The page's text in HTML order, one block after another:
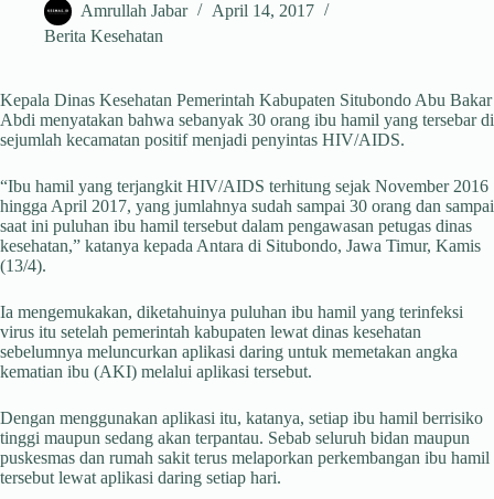
Amrullah Jabar
April 14, 2017
Berita Kesehatan
Kepala Dinas Kesehatan Pemerintah Kabupaten Situbondo Abu Bakar
Abdi menyatakan bahwa sebanyak 30 orang ibu hamil yang tersebar di
sejumlah kecamatan positif menjadi penyintas HIV/AIDS.
“Ibu hamil yang terjangkit HIV/AIDS terhitung sejak November 2016
hingga April 2017, yang jumlahnya sudah sampai 30 orang dan sampai
saat ini puluhan ibu hamil tersebut dalam pengawasan petugas dinas
kesehatan,” katanya kepada Antara di Situbondo, Jawa Timur, Kamis
(13/4).
Ia mengemukakan, diketahuinya puluhan ibu hamil yang terinfeksi
virus itu setelah pemerintah kabupaten lewat dinas kesehatan
sebelumnya meluncurkan aplikasi daring untuk memetakan angka
kematian ibu (AKI) melalui aplikasi tersebut.
Dengan menggunakan aplikasi itu, katanya, setiap ibu hamil berrisiko
tinggi maupun sedang akan terpantau. Sebab seluruh bidan maupun
puskesmas dan rumah sakit terus melaporkan perkembangan ibu hamil
tersebut lewat aplikasi daring setiap hari.